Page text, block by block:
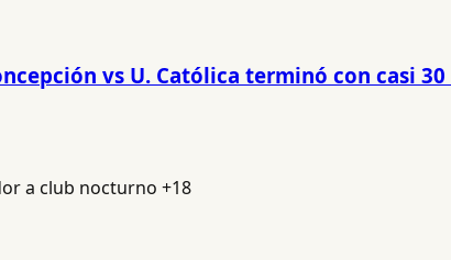
vs U. Católica terminó con casi